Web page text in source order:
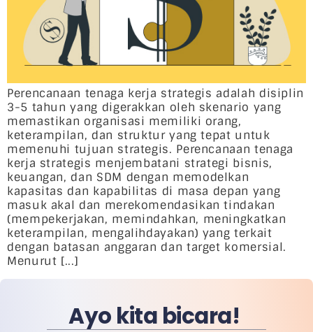
Perencanaan tenaga kerja strategis adalah disiplin
3-5 tahun yang digerakkan oleh skenario yang
memastikan organisasi memiliki orang,
keterampilan, dan struktur yang tepat untuk
memenuhi tujuan strategis. Perencanaan tenaga
kerja strategis menjembatani strategi bisnis,
keuangan, dan SDM dengan memodelkan
kapasitas dan kapabilitas di masa depan yang
masuk akal dan merekomendasikan tindakan
(mempekerjakan, memindahkan, meningkatkan
keterampilan, mengalihdayakan) yang terkait
dengan batasan anggaran dan target komersial.
Menurut [...]
Ayo kita bicara!